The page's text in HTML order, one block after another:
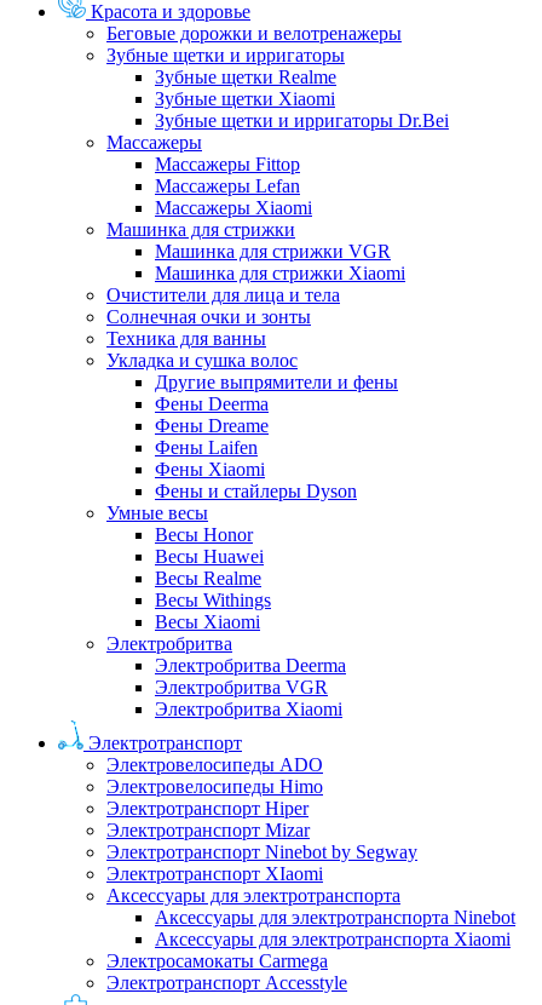
Красота и здоровье
Беговые дорожки и велотренажеры
Зубные щетки и ирригаторы
Зубные щетки Realme
Зубные щетки Xiaomi
Зубные щетки и ирригаторы Dr.Bei
Массажеры
Массажеры Fittop
Массажеры Lefan
Массажеры Xiaomi
Машинка для стрижки
Машинка для стрижки VGR
Машинка для стрижки Xiaomi
Очистители для лица и тела
Солнечная очки и зонты
Техника для ванны
Укладка и сушка волос
Другие выпрямители и фены
Фены Deerma
Фены Dreame
Фены Laifen
Фены Xiaomi
Фены и стайлеры Dyson
Умные весы
Весы Honor
Весы Huawei
Весы Realme
Весы Withings
Весы Xiaomi
Электробритва
Электробритва Deerma
Электробритва VGR
Электробритва Xiaomi
Электротранспорт
Электровелосипеды ADO
Электровелосипеды Himo
Электротранспорт Hiper
Электротранспорт Mizar
Электротранспорт Ninebot by Segway
Электротранспорт XIaomi
Аксессуары для электротранспорта
Аксессуары для электротранспорта Ninebot
Аксессуары для электротранспорта Xiaomi
Электросамокаты Carmega
Электротранспорт Accesstyle